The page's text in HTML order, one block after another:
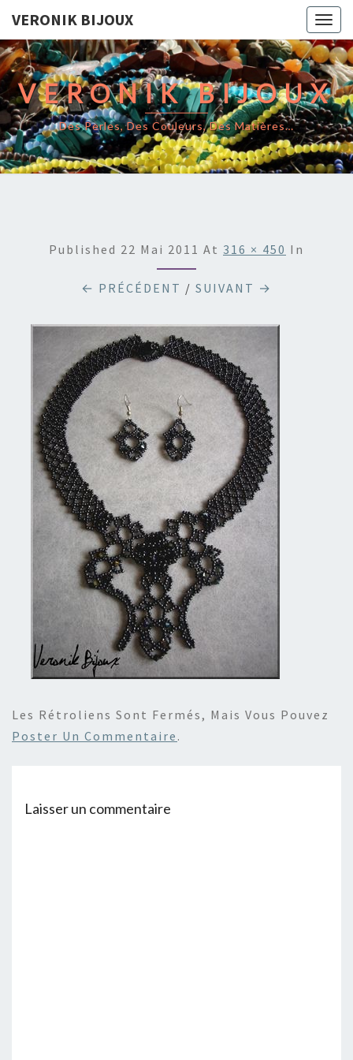
VERONIK BIJOUX
VERONIK BIJOUX
Des Perles, Des Couleurs, Des Matières…
Published 22 Mai 2011 At 316 × 450 In
← PRÉCÉDENT / SUIVANT →
Les Rétroliens Sont Fermés, Mais Vous Pouvez
Poster Un Commentaire .
Laisser un commentaire